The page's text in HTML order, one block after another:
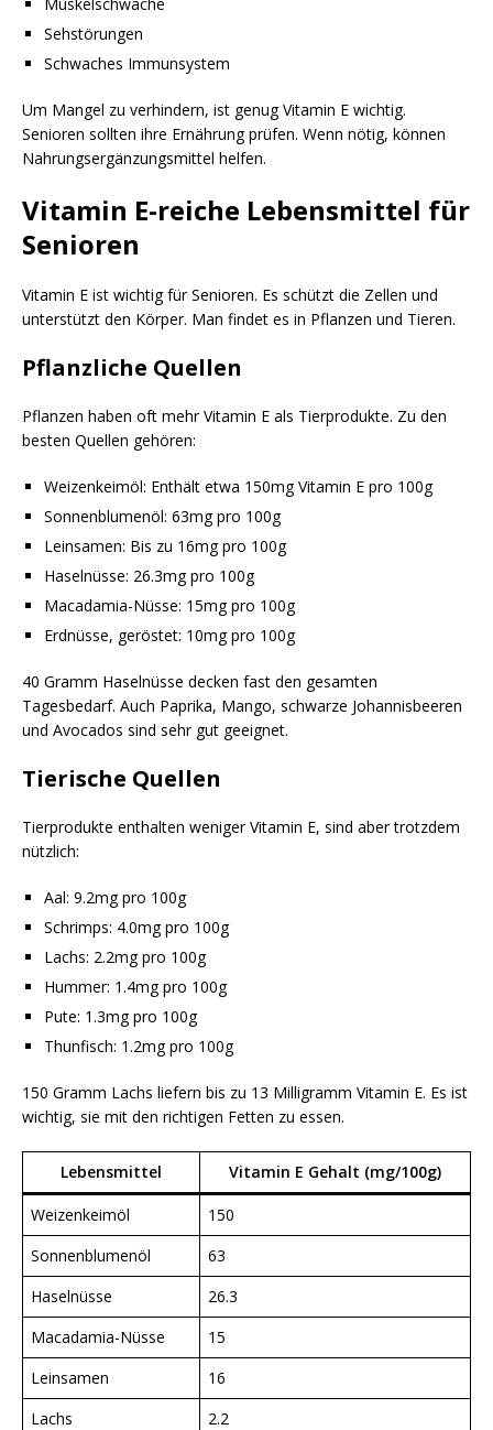
Sehstörungen
Schwaches Immunsystem
Um Mangel zu verhindern, ist genug Vitamin E wichtig.
Senioren sollten ihre Ernährung prüfen. Wenn nötig, können
Nahrungsergänzungsmittel helfen.
Vitamin E-reiche Lebensmittel für
Senioren
Vitamin E ist wichtig für Senioren. Es schützt die Zellen und
unterstützt den Körper. Man findet es in Pflanzen und Tieren.
Pflanzliche Quellen
Pflanzen haben oft mehr Vitamin E als Tierprodukte. Zu den
besten Quellen gehören:
Weizenkeimöl: Enthält etwa 150mg Vitamin E pro 100g
Sonnenblumenöl: 63mg pro 100g
Leinsamen: Bis zu 16mg pro 100g
Haselnüsse: 26.3mg pro 100g
Macadamia-Nüsse: 15mg pro 100g
Erdnüsse, geröstet: 10mg pro 100g
40 Gramm Haselnüsse decken fast den gesamten
Tagesbedarf. Auch Paprika, Mango, schwarze Johannisbeeren
und Avocados sind sehr gut geeignet.
Tierische Quellen
Tierprodukte enthalten weniger Vitamin E, sind aber trotzdem
nützlich:
Aal: 9.2mg pro 100g
Schrimps: 4.0mg pro 100g
Lachs: 2.2mg pro 100g
Hummer: 1.4mg pro 100g
Pute: 1.3mg pro 100g
Thunfisch: 1.2mg pro 100g
150 Gramm Lachs liefern bis zu 13 Milligramm Vitamin E. Es ist
wichtig, sie mit den richtigen Fetten zu essen.
Lebensmittel Vitamin E Gehalt (mg/100g)
Weizenkeimöl
150
Sonnenblumenöl
63
Haselnüsse
26.3
Macadamia-Nüsse
15
Leinsamen
16
Lachs
2.2